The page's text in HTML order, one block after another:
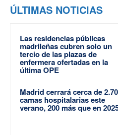
ÚLTIMAS NOTICIAS
Las residencias públicas
madrileñas cubren solo un
tercio de las plazas de
enfermera ofertadas en la
última OPE
Madrid cerrará cerca de
camas hospitalarias este
verano, 200 más que en